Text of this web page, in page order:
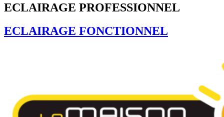
ECLAIRAGE PROFESSIONNEL
ECLAIRAGE FONCTIONNEL